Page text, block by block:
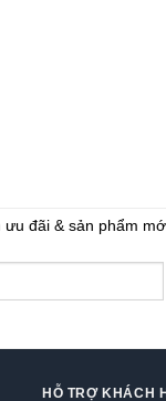
đãi & sản phẩm
HỖ TRỢ KHÁCH